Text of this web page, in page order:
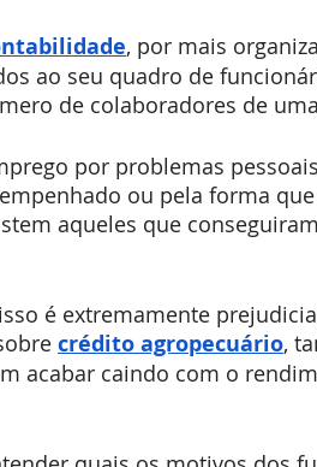
, por mais
ao seu quadro de
de colaboradores de
por problemas
ou pela forma
aqueles que
é extremamente
crédito agropecuário,
acabar caindo com o